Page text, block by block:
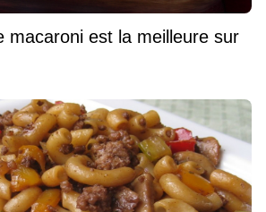
macaroni est la meilleure sur